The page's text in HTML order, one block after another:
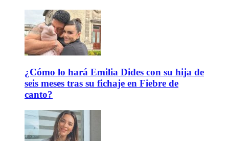
¿Cómo lo hará Emilia Dides con su hija de
seis meses tras su fichaje en Fiebre de
canto?